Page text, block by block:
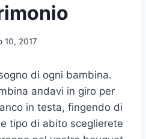
10, 2017
di ogni bambina.
andavi in giro per
in testa, fingendo di
tipo di abito sceglierete